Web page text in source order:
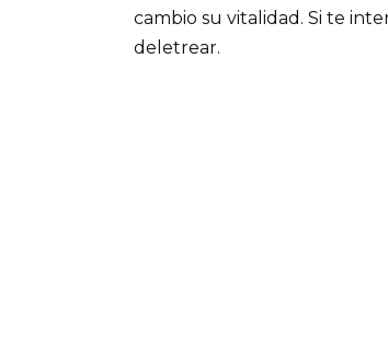
cambio su vitalidad. Si te
deletrear.